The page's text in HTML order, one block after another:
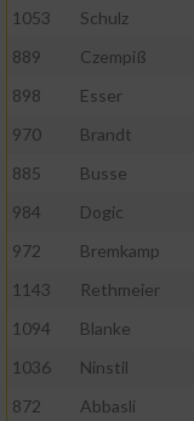
1053
Schulz
889
Czempiß
898
Esser
970
Brandt
885
Busse
984
Dogic
972
Bremkamp
1143
Rethmeier
1094
Blanke
1036
Ninstil
872
Abbasli